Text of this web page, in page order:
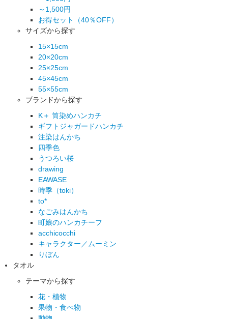
～1,500円
お得セット（40％OFF）
サイズから探す
15×15cm
20×20cm
25×25cm
45×45cm
55×55cm
ブランドから探す
K＋ 筒染めハンカチ
ギフトジャガードハンカチ
注染はんかち
四季色
うつろい桜
drawing
EAWASE
時季（toki）
to*
なごみはんかち
町娘のハンカチーフ
acchicocchi
キャラクター／ムーミン
りぼん
タオル
テーマから探す
花・植物
果物・食べ物